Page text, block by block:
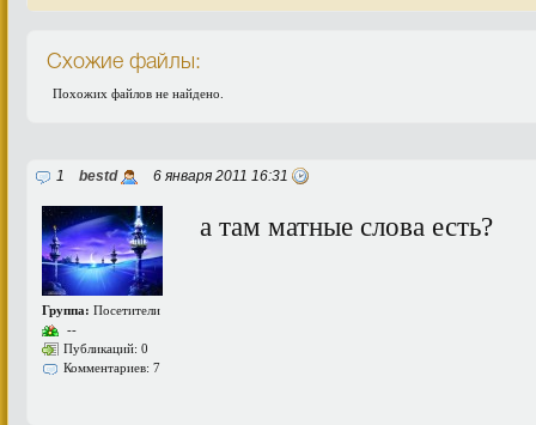
Схожие файлы:
Похожих файлов не найдено.
1 bestd 6 января 2011 16:31
Группа: Посетители
--
Публикаций: 0
Комментариев: 7
а там матные слова есть?